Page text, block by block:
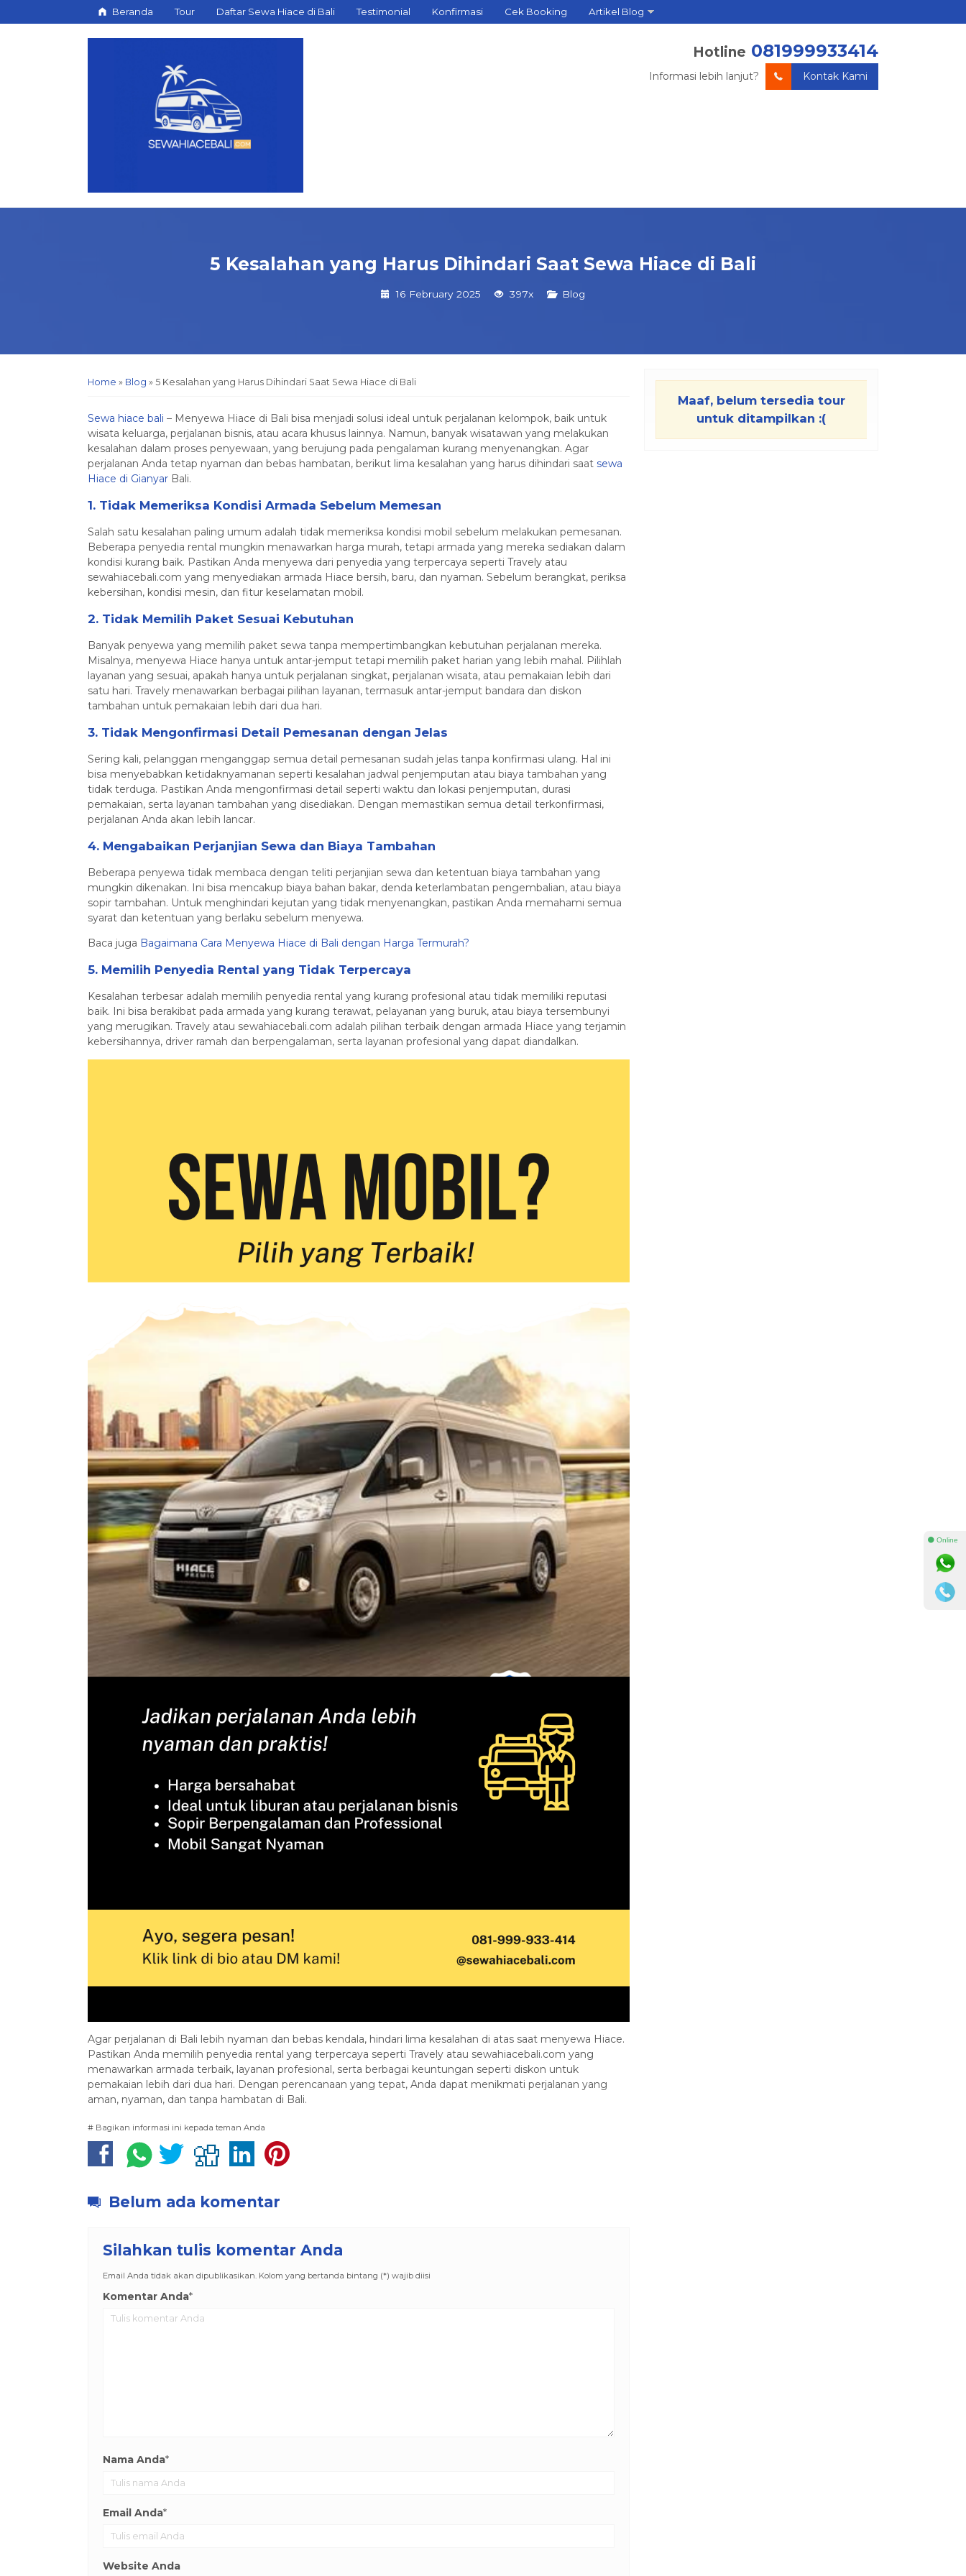
Beranda Tour Daftar Sewa Hiace di Bali Testimonial Konfirmasi Cek Booking Artikel Blog
Hotline 081999933414
Informasi lebih lanjut? Kontak Kami
5 Kesalahan yang Harus Dihindari Saat Sewa Hiace di Bali
16 February 2025 397x Blog
Home » Blog » 5 Kesalahan yang Harus Dihindari Saat Sewa Hiace di Bali
Sewa hiace bali – Menyewa Hiace di Bali bisa menjadi solusi ideal untuk perjalanan kelompok, baik untuk
wisata keluarga, perjalanan bisnis, atau acara khusus lainnya. Namun, banyak wisatawan yang melakukan
kesalahan dalam proses penyewaan, yang berujung pada pengalaman kurang menyenangkan. Agar
perjalanan Anda tetap nyaman dan bebas hambatan, berikut lima kesalahan yang harus dihindari saat sewa
Hiace di Gianyar Bali.
1. Tidak Memeriksa Kondisi Armada Sebelum Memesan
Salah satu kesalahan paling umum adalah tidak memeriksa kondisi mobil sebelum melakukan pemesanan.
Beberapa penyedia rental mungkin menawarkan harga murah, tetapi armada yang mereka sediakan dalam
kondisi kurang baik. Pastikan Anda menyewa dari penyedia yang terpercaya seperti Travely atau
sewahiacebali.com yang menyediakan armada Hiace bersih, baru, dan nyaman. Sebelum berangkat, periksa
kebersihan, kondisi mesin, dan fitur keselamatan mobil.
2. Tidak Memilih Paket Sesuai Kebutuhan
Banyak penyewa yang memilih paket sewa tanpa mempertimbangkan kebutuhan perjalanan mereka.
Misalnya, menyewa Hiace hanya untuk antar-jemput tetapi memilih paket harian yang lebih mahal. Pilihlah
layanan yang sesuai, apakah hanya untuk perjalanan singkat, perjalanan wisata, atau pemakaian lebih dari
satu hari. Travely menawarkan berbagai pilihan layanan, termasuk antar-jemput bandara dan diskon
tambahan untuk pemakaian lebih dari dua hari.
3. Tidak Mengonfirmasi Detail Pemesanan dengan Jelas
Sering kali, pelanggan menganggap semua detail pemesanan sudah jelas tanpa konfirmasi ulang. Hal ini
bisa menyebabkan ketidaknyamanan seperti kesalahan jadwal penjemputan atau biaya tambahan yang
tidak terduga. Pastikan Anda mengonfirmasi detail seperti waktu dan lokasi penjemputan, durasi
pemakaian, serta layanan tambahan yang disediakan. Dengan memastikan semua detail terkonfirmasi,
perjalanan Anda akan lebih lancar.
4. Mengabaikan Perjanjian Sewa dan Biaya Tambahan
Beberapa penyewa tidak membaca dengan teliti perjanjian sewa dan ketentuan biaya tambahan yang
mungkin dikenakan. Ini bisa mencakup biaya bahan bakar, denda keterlambatan pengembalian, atau biaya
sopir tambahan. Untuk menghindari kejutan yang tidak menyenangkan, pastikan Anda memahami semua
syarat dan ketentuan yang berlaku sebelum menyewa.
Baca juga Bagaimana Cara Menyewa Hiace di Bali dengan Harga Termurah?
5. Memilih Penyedia Rental yang Tidak Terpercaya
Kesalahan terbesar adalah memilih penyedia rental yang kurang profesional atau tidak memiliki reputasi
baik. Ini bisa berakibat pada armada yang kurang terawat, pelayanan yang buruk, atau biaya tersembunyi
yang merugikan. Travely atau sewahiacebali.com adalah pilihan terbaik dengan armada Hiace yang terjamin
kebersihannya, driver ramah dan berpengalaman, serta layanan profesional yang dapat diandalkan.
Agar perjalanan di Bali lebih nyaman dan bebas kendala, hindari lima kesalahan di atas saat menyewa Hiace.
Pastikan Anda memilih penyedia rental yang terpercaya seperti Travely atau sewahiacebali.com yang
menawarkan armada terbaik, layanan profesional, serta berbagai keuntungan seperti diskon untuk
pemakaian lebih dari dua hari. Dengan perencanaan yang tepat, Anda dapat menikmati perjalanan yang
aman, nyaman, dan tanpa hambatan di Bali.
# Bagikan informasi ini kepada teman Anda
Belum ada komentar
Silahkan tulis komentar Anda
Email Anda tidak akan dipublikasikan. Kolom yang bertanda bintang (*) wajib diisi
Komentar Anda*
Nama Anda*
Email Anda*
Website Anda
Maaf, belum tersedia tour
untuk ditampilkan :(
⚫ Online